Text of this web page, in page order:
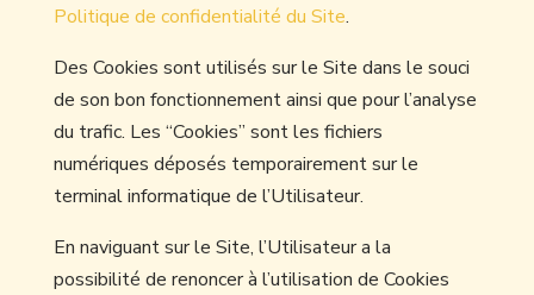
Politique de confidentialité du Site.
Des Cookies sont utilisés sur le Site dans le souci
de son bon fonctionnement ainsi que pour l’analyse
du trafic. Les “Cookies” sont les fichiers
numériques déposés temporairement sur le
terminal informatique de l’Utilisateur.
En naviguant sur le Site, l’Utilisateur a la
possibilité de renoncer à l’utilisation de Cookies